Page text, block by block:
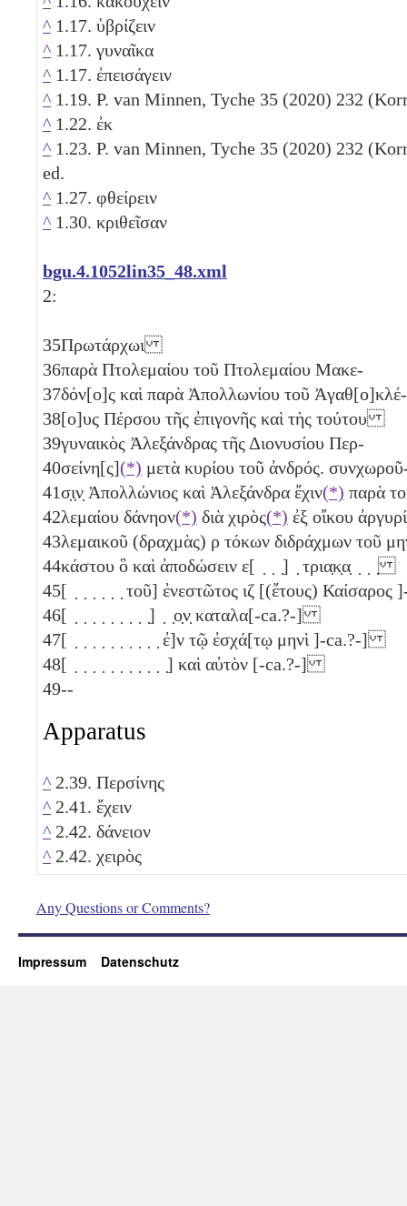
^ 1.17. ὑβρίζειν
^ 1.17. γυναῖκα
^ 1.17. ἐπεισάγειν
^ 1.19. P. van Minnen, Tyche 35 (2020) 232
^ 1.22. ἐκ
^ 1.23. P. van Minnen, Tyche 35 (2020) 232
ed.
^ 1.27. φθείρειν
^ 1.30. κριθεῖσαν
bgu.4.1052lin35_48.xml
2:
35Πρωτάρχωι
36παρὰ Πτολεμαίου τοῦ Πτολεμαίου Μακε-
37δόν[ο]ς καὶ παρὰ Ἀπολλωνίου τοῦ Ἀγαθ[ο]κλέ-
38[ο]υς Πέρσου τῆς ἐπιγονῆς καὶ τὴς τούτου
39γυναικὸς Ἀλεξάνδρας τῆς Διονυσίου Περ-
40σείνη[ς](*) μετὰ κυρίου τοῦ ἀνδρός.
41σ̣ι̣ν̣ Ἀπολλώνιος καὶ Ἀλεξάνδρα ἔχιν(*) παρὰ
42λεμαίου δάνηον(*) διὰ χιρὸς(*) ἐξ οἴκου
43λεμαικοῦ (δραχμὰς) ρ τόκων διδράχμων τοῦ
44κάστου ὃ καὶ ἀποδώσειν ε[ ̣ ̣ ̣] ̣ τρια̣κ̣α̣ ̣ ̣ ̣
45[ ̣ ̣ ̣ ̣ ̣ ̣ τοῦ] ἐνεστῶτος ιζ [(ἔτους)
46[ ̣ ̣ ̣ ̣ ̣ ̣ ̣ ̣ ̣] ̣ ̣ο̣ν̣ καταλα[-ca.?-]
47[ ̣ ̣ ̣ ̣ ̣ ̣ ̣ ̣ ̣ ̣ ἐ]ν τῷ ἐσχά[τῳ μηνὶ ]-ca.?-]
48[ ̣ ̣ ̣ ̣ ̣ ̣ ̣ ̣ ̣ ̣ ̣] καὶ αὐτὸν [-ca.?-]
49--
Apparatus
^ 2.39. Περσίνης
^ 2.41. ἔχειν
^ 2.42. δάνειον
^ 2.42. χειρὸς
Any Questions or Comments?
Impressum Datenschutz